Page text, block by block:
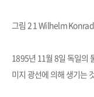
그림 2 1 Wilhelm
1895년 11월 8일 독일의
미지 광선에 의해 생기는